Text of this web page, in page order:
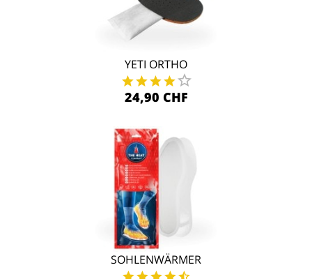
YETI ORTHO
24,90 CHF
SOHLENWÄRMER